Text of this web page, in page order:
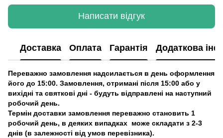
Написати відгук
Доставка Оплата Гарантія Додаткова
Переважно замовлення надсилається в день оформлення
його до 15:00. Замовлення, отримані після 15:00 або у
вихідні та святкові дні - будуть відправлені на наступний
робочий день.
Термін доставки замовлення переважно становить 1
робочий день, в деяких випадках може складати з 2-3
днів (в залежності від умов перевізника).